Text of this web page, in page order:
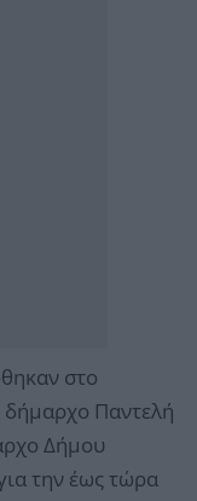
στο
Παντελή
Δήμου
την έως τώρα